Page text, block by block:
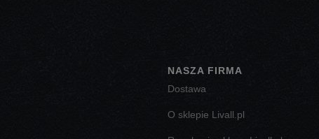
NASZA FIRMA
Dostawa
O sklepie Livall.pl